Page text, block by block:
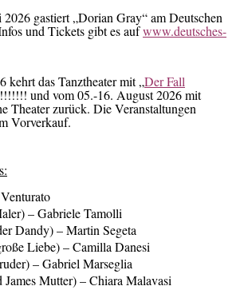
gastiert „Dorian Gray“ am Deutschen
und Tickets gibt es aufwww.deutsches-
kehrt das Tanztheater mit „Der Fall
und vom 05.-16. August 2026 mit
Theater zurück. Die Veranstaltungen
Vorverkauf.
– Gabriele Tamolli
Dandy) – Martin Segeta
Liebe) – Camilla Danesi
– Gabriel Marseglia
Mutter) – Chiara Malavasi